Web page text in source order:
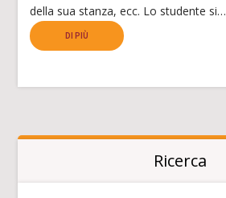
della sua stanza, ecc. Lo studente si…
DI PIÙ
Ricerca